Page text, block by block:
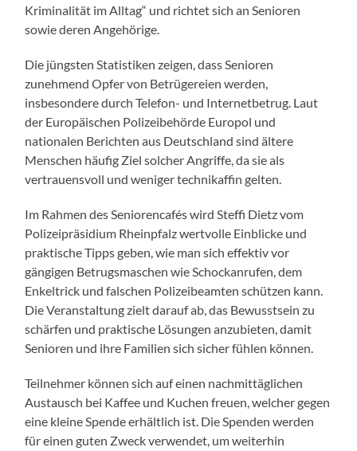
Kriminalität im Alltag“ und richtet sich an Senioren
sowie deren Angehörige.
Die jüngsten Statistiken zeigen, dass Senioren
zunehmend Opfer von Betrügereien werden,
insbesondere durch Telefon- und Internetbetrug. Laut
der Europäischen Polizeibehörde Europol und
nationalen Berichten aus Deutschland sind ältere
Menschen häufig Ziel solcher Angriffe, da sie als
vertrauensvoll und weniger technikaffin gelten.
Im Rahmen des Seniorencafés wird Steffi Dietz vom
Polizeipräsidium Rheinpfalz wertvolle Einblicke und
praktische Tipps geben, wie man sich effektiv vor
gängigen Betrugsmaschen wie Schockanrufen, dem
Enkeltrick und falschen Polizeibeamten schützen kann.
Die Veranstaltung zielt darauf ab, das Bewusstsein zu
schärfen und praktische Lösungen anzubieten, damit
Senioren und ihre Familien sich sicher fühlen können.
Teilnehmer können sich auf einen nachmittäglichen
Austausch bei Kaffee und Kuchen freuen, welcher gegen
eine kleine Spende erhältlich ist. Die Spenden werden
für einen guten Zweck verwendet, um weiterhin